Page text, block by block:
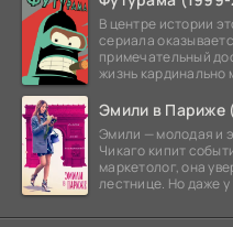
В центре истории
сериала
примечательный
жизнь кардинально
Эмили в Париже
Эмили — молодая и
Чикаго кипит
маркетолог, она
лестнице. Но даже